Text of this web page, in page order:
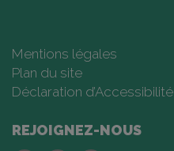
Mentions légales
Plan du site
Déclaration d’Accessibilité
REJOIGNEZ-NOUS